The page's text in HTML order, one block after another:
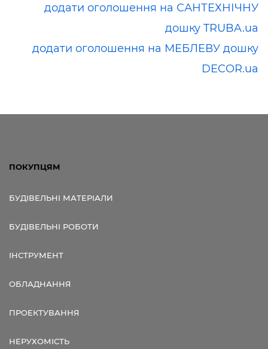
додати оголошення на САНТЕХНІЧНУ
дошку TRUBA.ua
додати оголошення на МЕБЛЕВУ дошку
DECOR.ua
ПОКУПЦЯМ
БУДІВЕЛЬНІ МАТЕРІАЛИ
БУДІВЕЛЬНІ РОБОТИ
ІНСТРУМЕНТ
ОБЛАДНАННЯ
ПРОЕКТУВАННЯ
НЕРУХОМІСТЬ